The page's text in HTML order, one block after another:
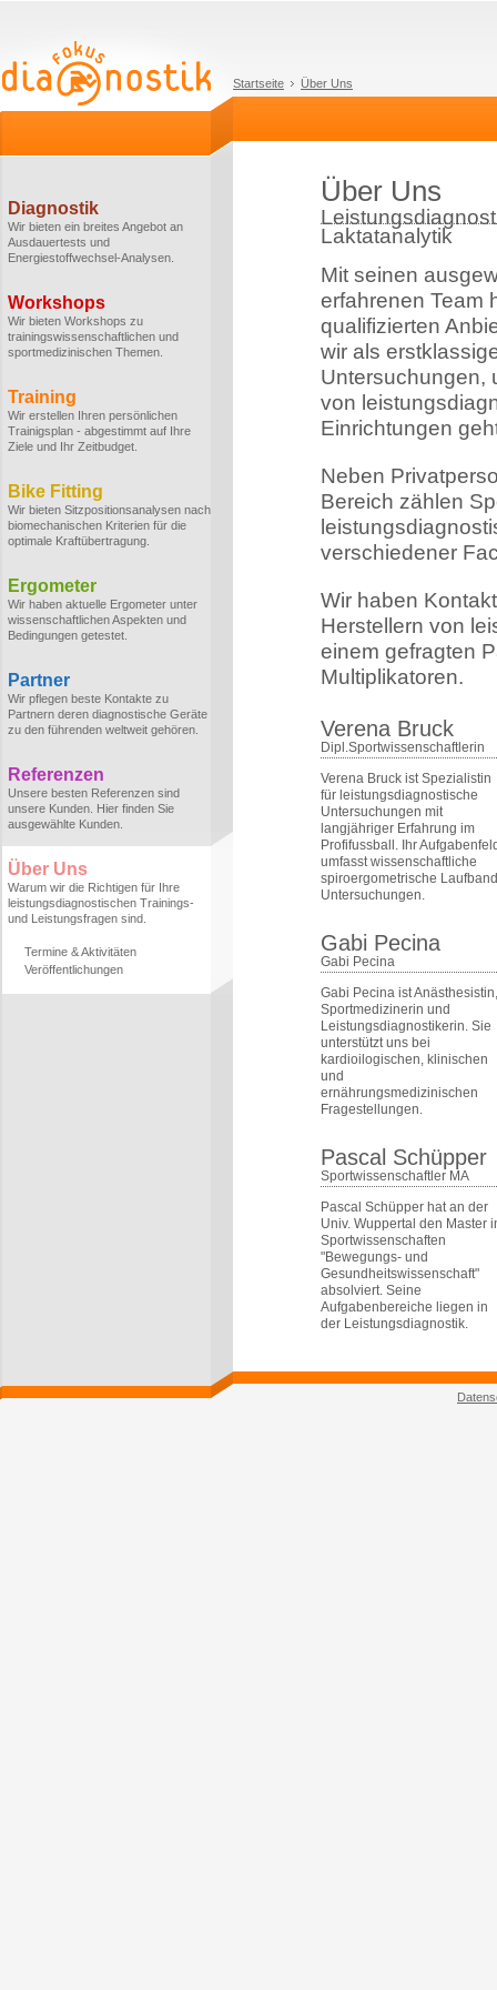
Startseite Über Uns
Diagnostik
Wir bieten ein breites Angebot an
Ausdauertests und
Energiestoffwechsel-Analysen.
Workshops
Wir bieten Workshops zu
trainingswissenschaftlichen und
sportmedizinischen Themen.
Training
Wir erstellen Ihren persönlichen
Trainigsplan - abgestimmt auf Ihre
Ziele und Ihr Zeitbudget.
Bike Fitting
Wir bieten Sitzpositionsanalysen nach
biomechanischen Kriterien für die
optimale Kraftübertragung.
Ergometer
Wir haben aktuelle Ergometer unter
wissenschaftlichen Aspekten und
Bedingungen getestet.
Partner
Wir pflegen beste Kontakte zu
Partnern deren diagnostische Geräte
zu den führenden weltweit gehören.
Referenzen
Unsere besten Referenzen sind
unsere Kunden. Hier finden Sie
ausgewählte Kunden.
Über Uns
Warum wir die Richtigen für Ihre
leistungsdiagnostischen Trainings-
und Leistungsfragen sind.
Termine & Aktivitäten
Veröffentlichungen
Über Uns
Laktatanalytik
Mit seinen
erfahrenen Team
qualifizierten
wir als
Untersuchungen,
von
Einrichtungen
Neben
Bereich zählen
verschiedener
Wir haben
Herstellern von
einem gefragten
Multiplikatoren.
Verena Bruck
Dipl.Sportwissenschaftlerin
Verena Bruck ist Spezialistin
für leistungsdiagnostische
Untersuchungen mit
langjähriger Erfahrung im
Profifussball. Ihr
umfasst wissenschaftliche
spiroergometrische
Untersuchungen.
Gabi Pecina
Gabi Pecina
Gabi Pecina ist Anästhesistin,
Sportmedizinerin und
Leistungsdiagnostikerin. Sie
unterstützt uns bei
kardioilogischen, klinischen
und
ernährungsmedizinischen
Fragestellungen.
Pascal Schüpper
Sportwissenschaftler MA
Pascal Schüpper hat an der
Univ. Wuppertal den Master
Sportwissenschaften
"Bewegungs- und
Gesundheitswissenschaft"
absolviert. Seine
Aufgabenbereiche liegen in
der Leistungsdiagnostik.